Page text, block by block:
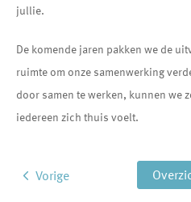
jullie.
De komende jaren pakken we de
ruimte om onze samenwerking
door samen te werken, kunnen we
iedereen zich thuis voelt.
Vorige